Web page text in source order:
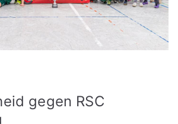
gegen RSC